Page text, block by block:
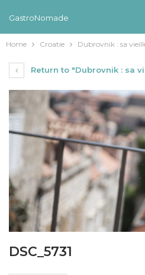
GastroNomade
Home Croatie Dubrovnik : sa
Return to "Dubrovnik : sa
DSC_5731